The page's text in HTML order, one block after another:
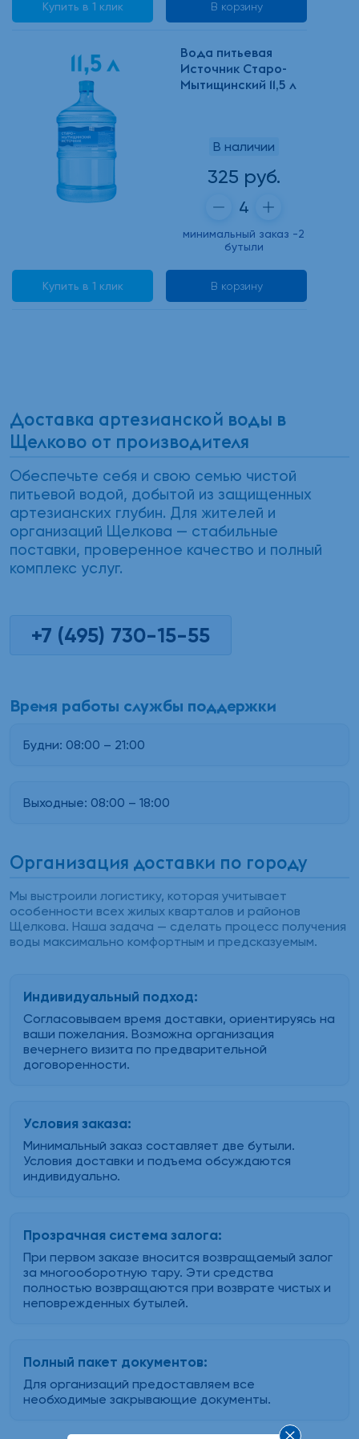
Купить в 1 клик В корзину
Вода питьевая
Источник Старо-
Мытищинский 11,5 л
В наличии
325 руб.
минимальный заказ -2
бутыли
Купить в 1 клик В корзину
Доставка артезианской воды в
Щелково от производителя
Обеспечьте себя и свою семью чистой
питьевой водой, добытой из защищенных
артезианских глубин. Для жителей и
организаций Щелкова — стабильные
поставки, проверенное качество и полный
комплекс услуг.
+7 (495) 730-15-55
Время работы службы поддержки
Будни: 08:00 – 21:00
Выходные: 08:00 – 18:00
Организация доставки по городу
Мы выстроили логистику, которая учитывает
особенности всех жилых кварталов и районов
Щелкова. Наша задача — сделать процесс получения
воды максимально комфортным и предсказуемым.
Индивидуальный подход:
Согласовываем время доставки, ориентируясь на
ваши пожелания. Возможна организация
вечернего визита по предварительной
договоренности.
Условия заказа:
Минимальный заказ составляет две бутыли.
Условия доставки и подъема обсуждаются
индивидуально.
Прозрачная система залога:
При первом заказе вносится возвращаемый залог
за многооборотную тару. Эти средства
полностью возвращаются при возврате чистых и
неповрежденных бутылей.
Полный пакет документов:
Для организаций предоставляем все
необходимые закрывающие документы.